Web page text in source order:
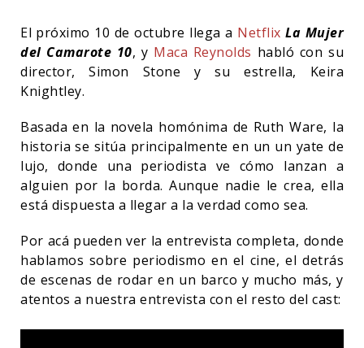
El próximo 10 de octubre llega a Netflix La Mujer
del Camarote 10, y Maca Reynolds habló con su
director, Simon Stone y su estrella, Keira
Knightley.
Basada en la novela homónima de Ruth Ware, la
historia se sitúa principalmente en un un yate de
lujo, donde una periodista ve cómo lanzan a
alguien por la borda. Aunque nadie le crea, ella
está dispuesta a llegar a la verdad como sea.
Por acá pueden ver la entrevista completa, donde
hablamos sobre periodismo en el cine, el detrás
de escenas de rodar en un barco y mucho más, y
atentos a nuestra entrevista con el resto del cast: